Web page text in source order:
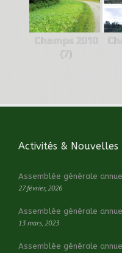
Champs 2010
(7)
Activités & Nouvelles
Assemblée générale
27 février, 2026
Assemblée générale
13 mars, 2023
Assemblée générale